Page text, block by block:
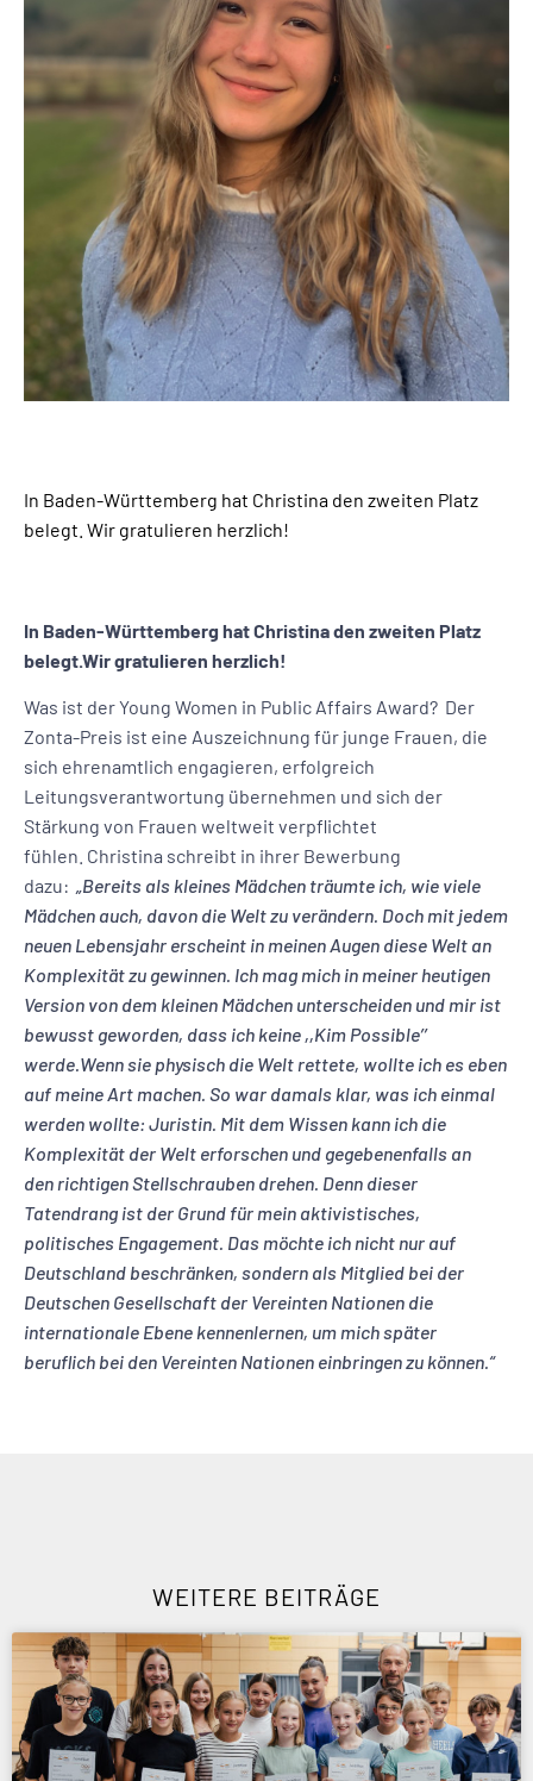
In Baden-Württemberg hat Christina den zweiten Platz
belegt. Wir gratulieren herzlich!
In Baden-Württemberg hat Christina den zweiten Platz
belegt.Wir gratulieren herzlich!
Was ist der Young Women in Public Affairs Award? Der
Zonta-Preis ist eine Auszeichnung für junge Frauen, die
sich ehrenamtlich engagieren, erfolgreich
Leitungsverantwortung übernehmen und sich der
Stärkung von Frauen weltweit verpflichtet
fühlen. Christina schreibt in ihrer Bewerbung
dazu: „Bereits als kleines Mädchen träumte ich, wie viele
Mädchen auch, davon die Welt zu verändern. Doch mit jedem
neuen Lebensjahr erscheint in meinen Augen diese Welt an
Komplexität zu gewinnen. Ich mag mich in meiner heutigen
Version von dem kleinen Mädchen unterscheiden und mir ist
bewusst geworden, dass ich keine ,,Kim Possible’’
werde.Wenn sie physisch die Welt rettete, wollte ich es eben
auf meine Art machen. So war damals klar, was ich einmal
werden wollte: Juristin. Mit dem Wissen kann ich die
Komplexität der Welt erforschen und gegebenenfalls an
den richtigen Stellschrauben drehen. Denn dieser
Tatendrang ist der Grund für mein aktivistisches,
politisches Engagement. Das möchte ich nicht nur auf
Deutschland beschränken, sondern als Mitglied bei der
Deutschen Gesellschaft der Vereinten Nationen die
internationale Ebene kennenlernen, um mich später
beruflich bei den Vereinten Nationen einbringen zu können.“
WEITERE BEITRÄGE